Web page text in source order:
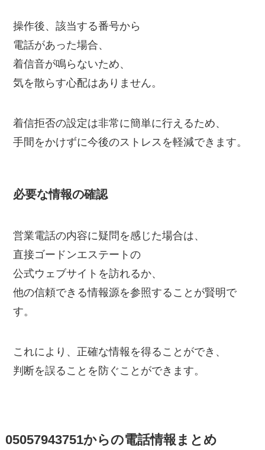
操作後、該当する番号から
電話があった場合、
着信音が鳴らないため、
気を散らす心配はありません。
着信拒否の設定は非常に簡単に行えるため、
手間をかけずに今後のストレスを軽減できます。
必要な情報の確認
営業電話の内容に疑問を感じた場合は、
直接ゴードンエステートの
公式ウェブサイトを訪れるか、
他の信頼できる情報源を参照することが賢明で
す。
これにより、正確な情報を得ることができ、
判断を誤ることを防ぐことができます。
05057943751からの電話情報まとめ